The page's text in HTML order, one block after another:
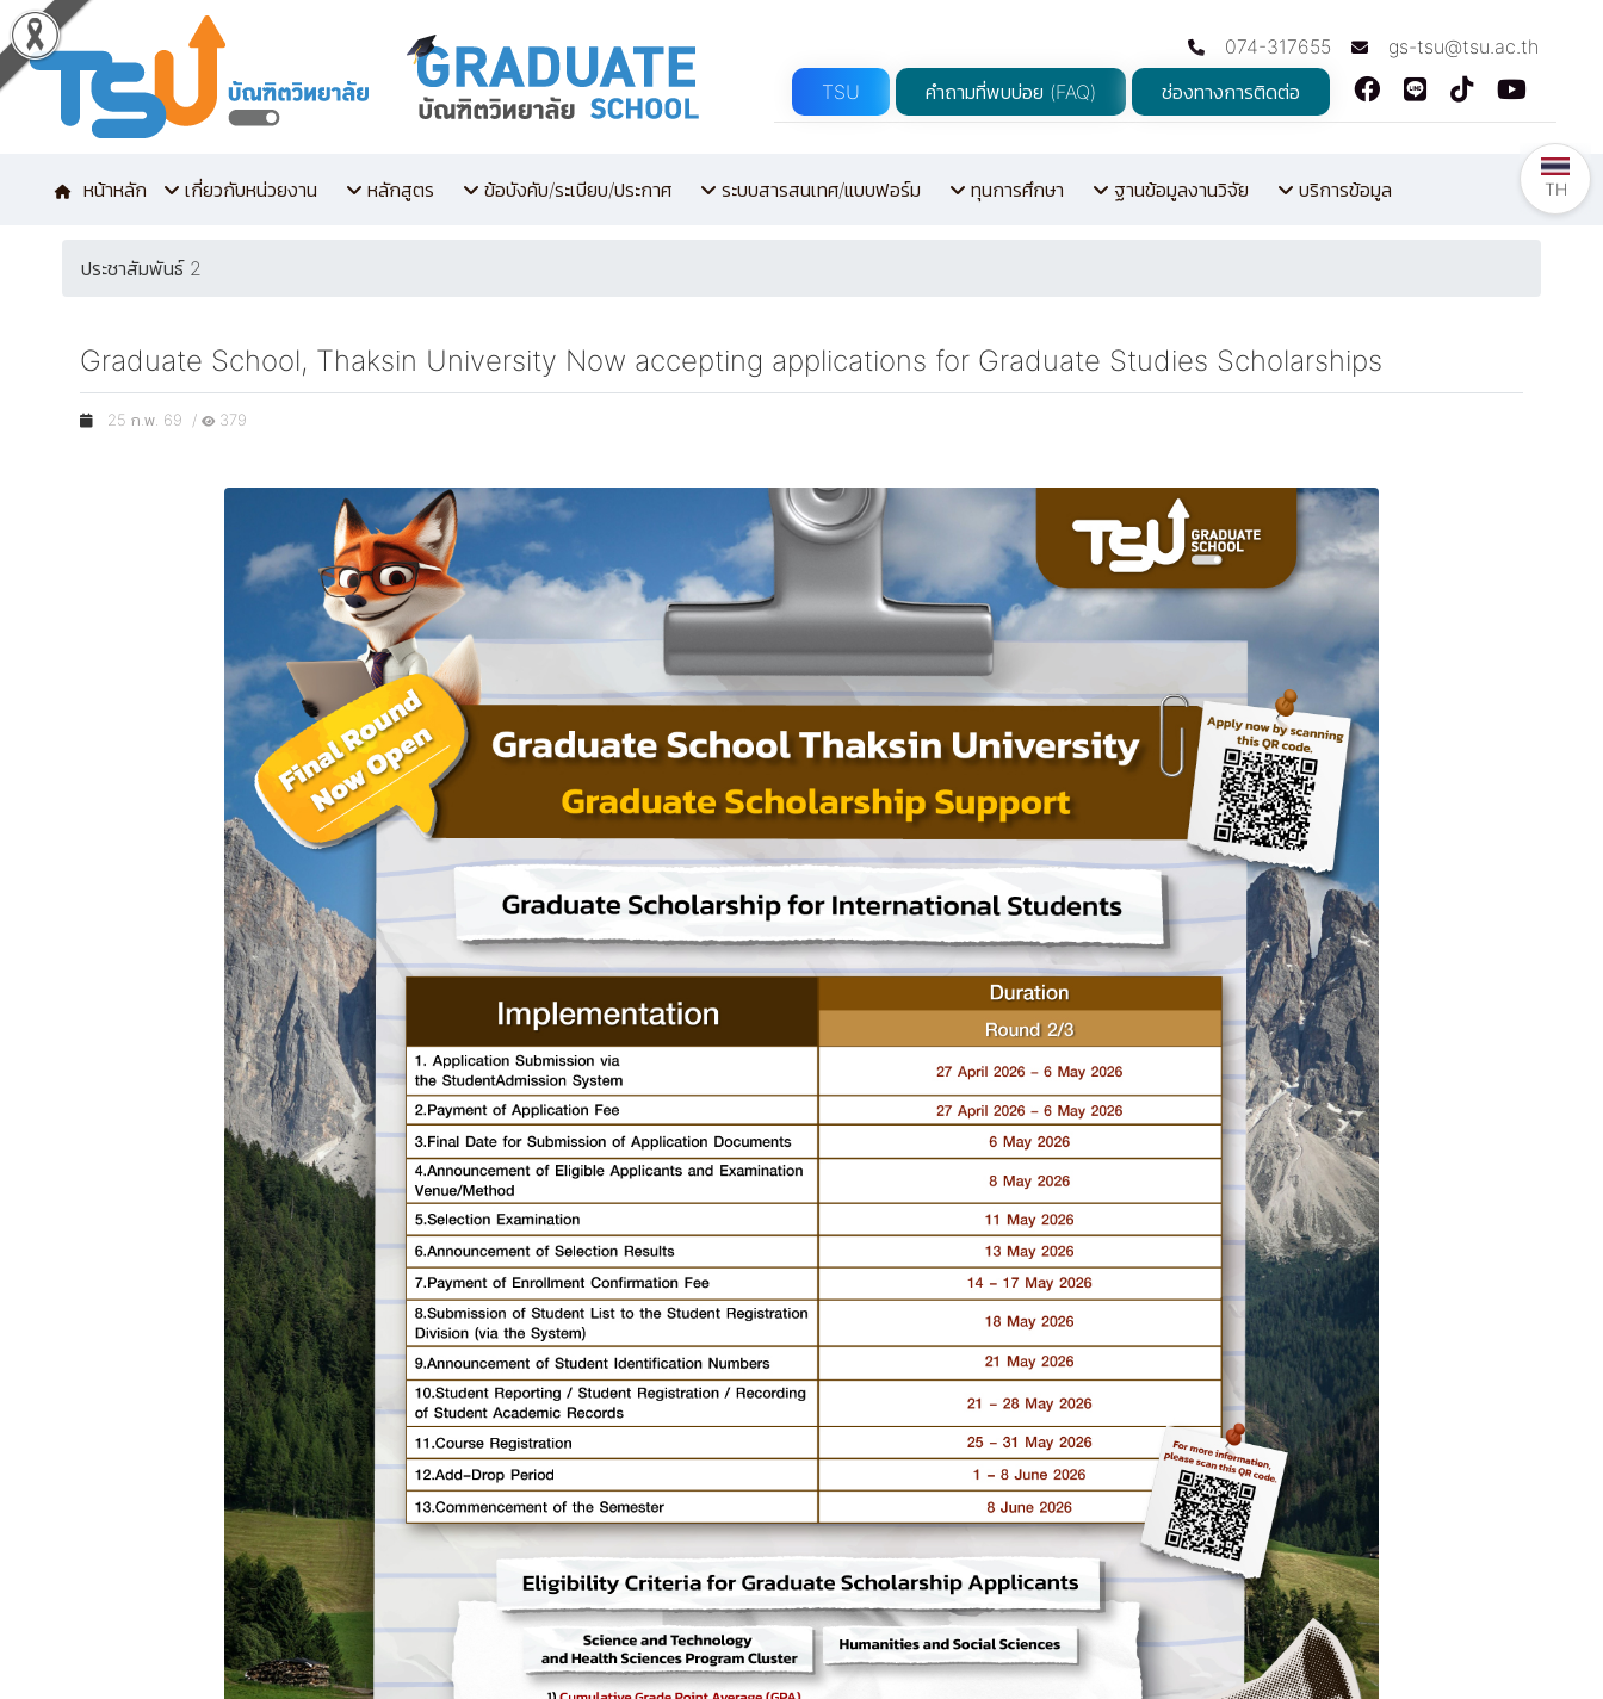
074-317655
gs-tsu@tsu.ac.th
TSU
คำถามที่พบบ่อย (FAQ) ช่องทางการติดต่อ
หน้าหลัก เกี่ยวกับหน่วยงาน หลักสูตร ข้อบังคับ/ระเบียบ/ประกาศ ระบบสารสนเทศ/แบบฟอร์ม ทุนการศึกษา ฐานข้อมูลงานวิจัย บริการข้อมูล
ประชาสัมพันธ์ 2
Graduate School, Thaksin University Now accepting applications for Graduate Studies Scholarships
25 ก.พ. 69 / 379
TH